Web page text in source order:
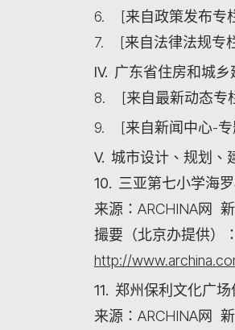
6. [来自政策发布专
7. [来自法律法规专
IV. 广东省住房和城乡
8. [来自最新动态专
9. [来自新闻中心-专
V. 城市设计、规划、
10. 三亚第七小学海
来源：ARCHINA网
撮要（北京办提供）
http://
11. 郑州保利文化广
来源：ARCHINA网